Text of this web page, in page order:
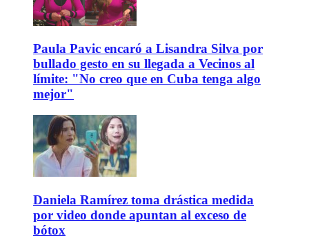
Paula Pavic encaró a Lisandra Silva por
bullado gesto en su llegada a Vecinos al
límite: "No creo que en Cuba tenga algo
mejor"
Daniela Ramírez toma drástica medida
por video donde apuntan al exceso de
bótox